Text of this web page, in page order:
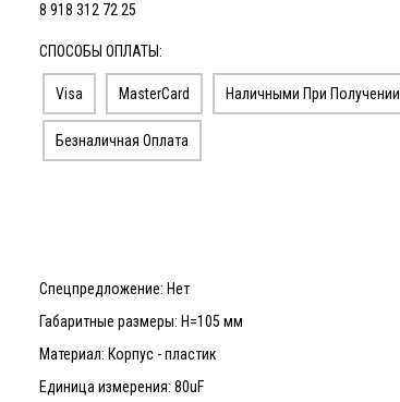
8 918 312 72 25
СПОСОБЫ ОПЛАТЫ:
Visa MasterCard Наличными При Получении
Безналичная Оплата
Спецпредложение: Нет
Габаритные размеры: H=105 мм
Материал: Корпус - пластик
Единица измерения: 80uF